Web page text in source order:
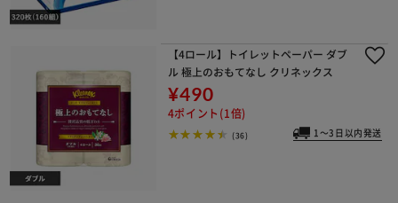
【4ロール】トイレットペーパー ダブ
ル 極上のおもてなし クリネックス
¥490
4ポイント(1倍)
(36) 1～3日以内発送